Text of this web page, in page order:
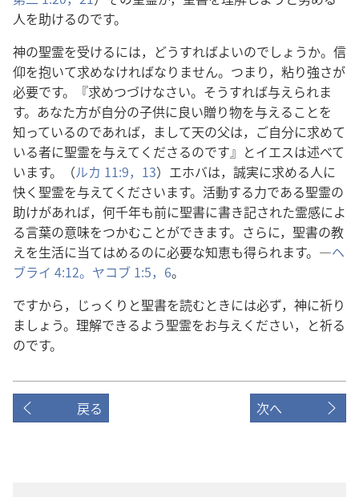
人を助けるのです。
神の聖霊を受けるには，どうすればよいのでしょうか。信
仰を抱いて求めなければなりません。つまり，粘り強さが
必要です。『求めつづけなさい。そうすれば与えられま
す。あなた方が自分の子供に良い贈り物を与えることを
知っているのであれば，まして天の父は，ご自分に求めて
いる者に聖霊を与えてくださるのです』とイエスは述べて
います。（ルカ 11:9， 13）エホバは，誠実に求める人に
快く聖霊を与えてくださいます。活動する力である聖霊の
助けがあれば，何千年も前に聖書に書き記された霊感によ
る言葉の意味をつかむことができます。さらに，聖書の教
えを生活に当てはめるのに必要な知恵も得られます。―ヘ
ブライ 4:12。 ヤコブ 1:5，6。
ですから，じっくりと聖書を読むときには必ず，神に祈り
ましょう。理解できるよう聖霊をお与えください，と祈る
のです。
戻る 次へ